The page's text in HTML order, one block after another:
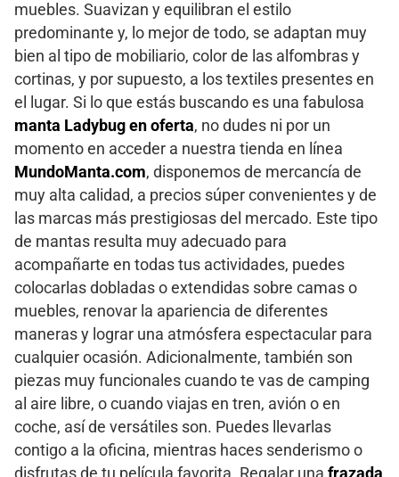
muebles. Suavizan y equilibran el estilo
predominante y, lo mejor de todo, se adaptan muy
bien al tipo de mobiliario, color de las alfombras y
cortinas, y por supuesto, a los textiles presentes en
el lugar. Si lo que estás buscando es una fabulosa
manta Ladybug en oferta, no dudes ni por un
momento en acceder a nuestra tienda en línea
MundoManta.com, disponemos de mercancía de
muy alta calidad, a precios súper convenientes y de
las marcas más prestigiosas del mercado. Este tipo
de mantas resulta muy adecuado para
acompañarte en todas tus actividades, puedes
colocarlas dobladas o extendidas sobre camas o
muebles, renovar la apariencia de diferentes
maneras y lograr una atmósfera espectacular para
cualquier ocasión. Adicionalmente, también son
piezas muy funcionales cuando te vas de camping
al aire libre, o cuando viajas en tren, avión o en
coche, así de versátiles son. Puedes llevarlas
contigo a la oficina, mientras haces senderismo o